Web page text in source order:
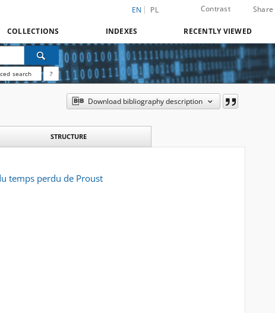
EN PL Contrast Share
COLLECTIONS INDEXES RECENTLY VIEWED
search ?
Download bibliography description
STRUCTURE
temps perdu de Proust